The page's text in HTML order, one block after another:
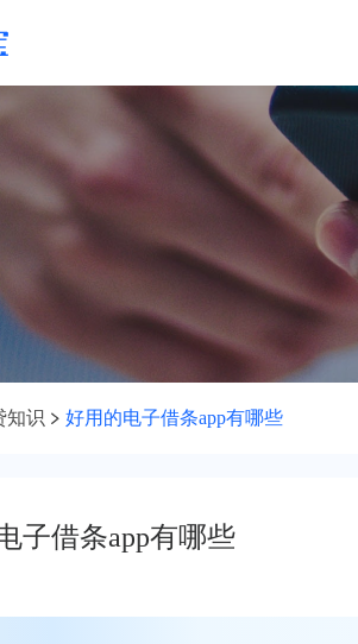
知识 好用的电子借条app有哪些
子借条app有哪些